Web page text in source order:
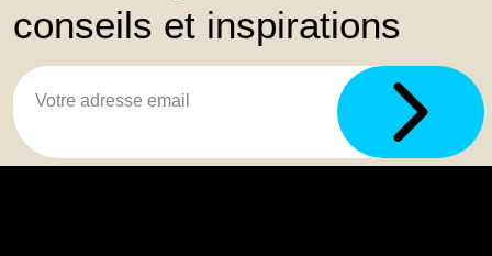
conseils et inspirations